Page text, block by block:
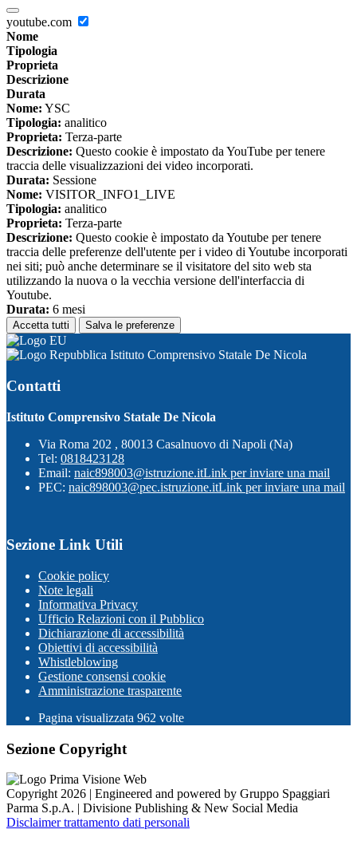
youtube.com
Nome
Tipologia
Proprieta
Descrizione
Durata
Nome: YSC
Tipologia: analitico
Proprieta: Terza-parte
Descrizione: Questo cookie è impostato da YouTube per tenere
traccia delle visualizzazioni dei video incorporati.
Durata: Sessione
Nome: VISITOR_INFO1_LIVE
Tipologia: analitico
Proprieta: Terza-parte
Descrizione: Questo cookie è impostato da Youtube per tenere
traccia delle preferenze dell'utente per i video di Youtube incorporati
nei siti; può anche determinare se il visitatore del sito web sta
utilizzando la nuova o la vecchia versione dell'interfaccia di
Youtube.
Durata: 6 mesi
Accetta tutti Salva le preferenze
Istituto Comprensivo Statale De Nicola
Contatti
Istituto Comprensivo Statale De Nicola
Via Roma 202 , 80013 Casalnuovo di Napoli (Na)
Tel: 0818423128
Email: naic898003@istruzione.itLink per inviare una mail
PEC: naic898003@pec.istruzione.itLink per inviare una mail
Sezione Link Utili
Cookie policy
Note legali
Informativa Privacy
Ufficio Relazioni con il Pubblico
Dichiarazione di accessibilità
Obiettivi di accessibilità
Whistleblowing
Gestione consensi cookie
Amministrazione trasparente
Pagina visualizzata 962 volte
Sezione Copyright
Copyright 2026 | Engineered and powered by Gruppo Spaggiari
Parma S.p.A. | Divisione Publishing & New Social Media
Disclaimer trattamento dati personali